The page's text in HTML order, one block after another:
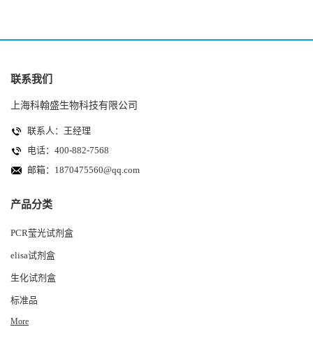
联系我们
上海科翰盛生物科技有限公司
联系人：王经理
电话：400-882-7568
邮箱： 1870475560@qq.com
产品分类
PCR莹光试剂盒
elisa试剂盒
生化试剂盒
标准品
More